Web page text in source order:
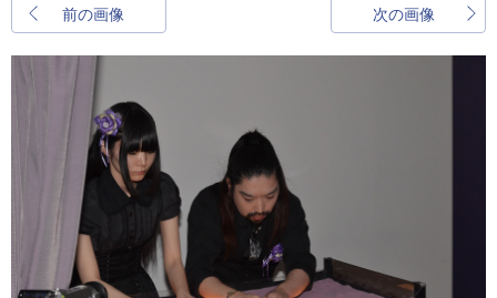
前の画像 次の画像